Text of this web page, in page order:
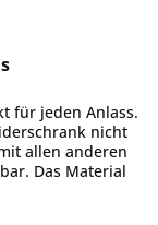
für jeden Anlass.
nicht
allen anderen
Das Material